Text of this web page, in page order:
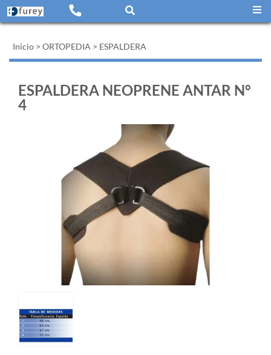
Inicio > ORTOPEDIA > ESPALDERA
ESPALDERA NEOPRENE ANTAR N°
4